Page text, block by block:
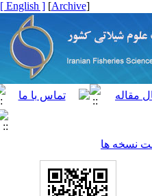
[
Archive
]
[ English ]
نسخه ها